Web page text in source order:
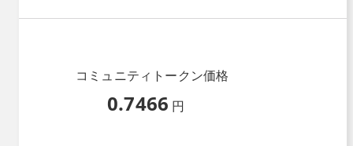
コミュニティトークン価格
0.7466 円